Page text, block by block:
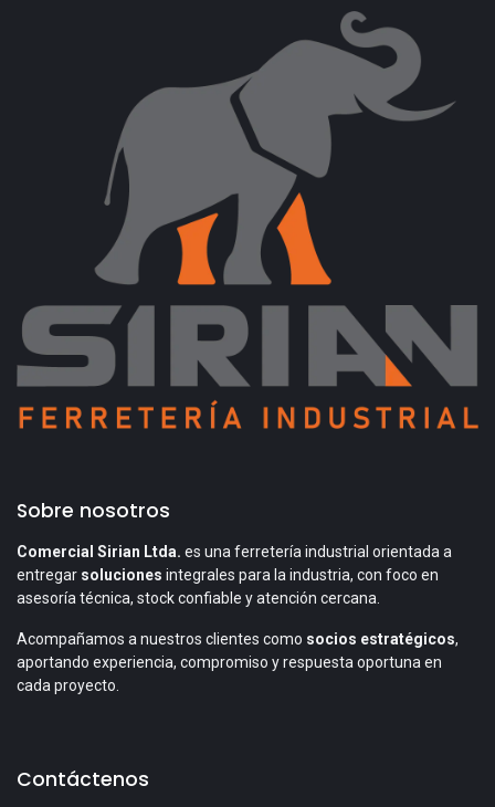
Sobre nosotros
Comercial Sirian Ltda. es una ferretería industrial orientada a
entregar soluciones integrales para la industria, con foco en
asesoría técnica, stock confiable y atención cercana.
Acompañamos a nuestros clientes como socios estratégicos,
aportando experiencia, compromiso y respuesta oportuna en
cada proyecto.
Contáctenos